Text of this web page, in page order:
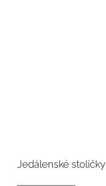
Jedálenské stoličky